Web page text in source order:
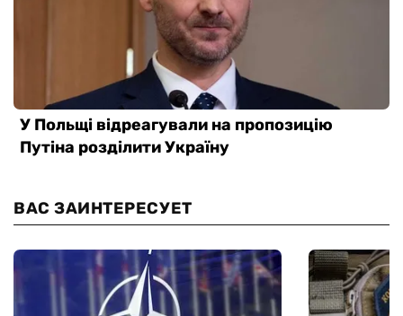
ВАС ЗАИНТЕРЕСУЕТ